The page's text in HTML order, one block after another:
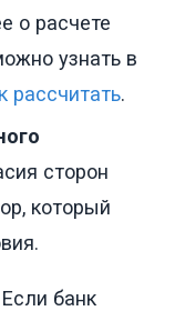
о расчете
узнать в
рассчитать.
сторон
который
Если банк